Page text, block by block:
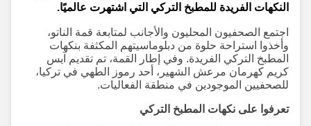
النكهات الفريدة للمطبخ التركي التي اشتهرت عالميًا.
اجتمع الصحفيون المحليون والأجانب لمتابعة قمة الناتو،
وأخذوا استراحة حلوة من دبلوماسيتهم المكثفة بنكهات
المطبخ التركي الفريدة. وفي إطار القمة، تم تقديم آيس
كريم كهرمان مرعش الشهير، أحد رموز الطهي في تركيا،
للصحفيين الموجودين في منطقة الفعاليات.
تعرفوا على نكهات المطبخ التركي